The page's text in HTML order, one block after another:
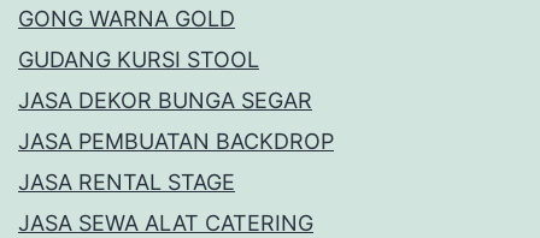
GONG WARNA GOLD
GUDANG KURSI STOOL
JASA DEKOR BUNGA SEGAR
JASA PEMBUATAN BACKDROP
JASA RENTAL STAGE
JASA SEWA ALAT CATERING